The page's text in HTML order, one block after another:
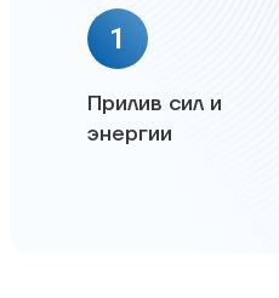
1
Прилив сил и
энергии